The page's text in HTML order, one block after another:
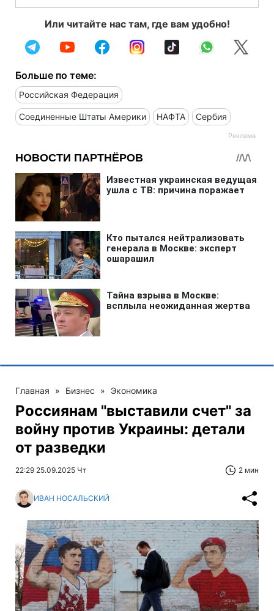
Или читайте нас там, где вам удобно!
Больше по теме:
Российская Федерация
Соединенные Штаты Америки НАФТА Сербия
Главная » Бизнес » Экономика
Россиянам "выставили счет" за
войну против Украины: детали
от разведки
22:29 25.09.2025 Чт 2 мин
ИВАН НОСАЛЬСКИЙ